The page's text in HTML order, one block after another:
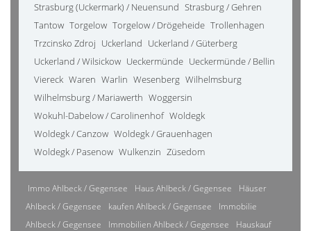
Strasburg (Uckermark) / Neuensund Strasburg / Gehren
Tantow Torgelow Torgelow / Drögeheide Trollenhagen
Trzcinsko Zdroj Uckerland Uckerland / Güterberg
Uckerland / Wilsickow Ueckermünde Ueckermünde / Bellin
Viereck Waren Warlin Wesenberg Wilhelmsburg
Wilhelmsburg / Mariawerth Woggersin
Wokuhl-Dabelow / Carolinenhof Woldegk
Woldegk / Canzow Woldegk / Grauenhagen
Woldegk / Pasenow Wulkenzin Züsedom
Immo Ahlbeck / Gegensee Haus Ahlbeck / Gegensee
Häuser
Ahlbeck / Gegensee
kaufen Ahlbeck / Gegensee
Immobilie
Ahlbeck / Gegensee
Immobilien Ahlbeck / Gegensee
Hauskauf